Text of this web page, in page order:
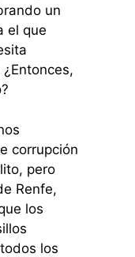
un
el que
corrupción
pero
Renfe,
los
los